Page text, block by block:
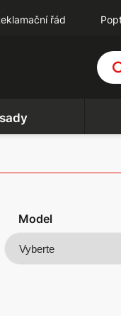
řád
Model